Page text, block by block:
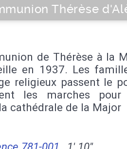
Thérèse
de Thérèse à la
en 1937. Les
religieux passent le
les marches pour
cathédrale de la Major
781-001
1' 10''